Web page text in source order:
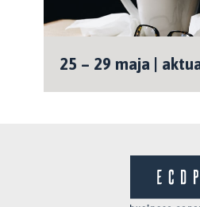
25 – 29 maja |